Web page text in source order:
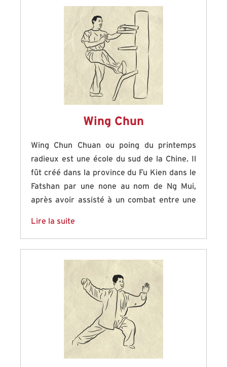
chacun ainsi que de la subtilité du style que
pratiquait chacun et décidèrent d’échanger
leurs connaissances et d’autoriser les
élèves d’une école à visiter et approfondir
ses connaissances auprès de l’autre
Wing Chun
Wing Chun Chuan ou poing du printemps
radieux est une école du sud de la Chine. Il
fût créé dans la province du Fu Kien dans le
Fatshan par une none au nom de Ng Mui,
après avoir assisté à un combat entre une
nom du style) qui était experte dans la boxe
autrement dit basée sur la souplesse de ses
mouvements ainsi que pour la rapidité dans
l’exécution de ceux-ci.
Lire la suite